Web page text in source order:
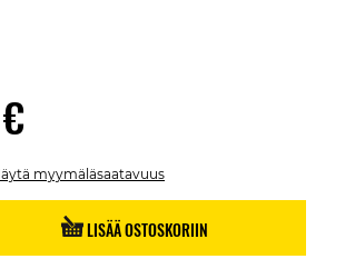
myymäläsaatavuus
LISÄÄ OSTOSKORIIN